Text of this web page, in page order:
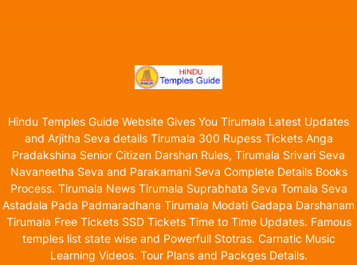
Hindu Temples Guide Website Gives You Tirumala Latest Updates
and Arjitha Seva details Tirumala 300 Rupess Tickets Anga
Pradakshina Senior Citizen Darshan Rules, Tirumala Srivari Seva
Navaneetha Seva and Parakamani Seva Complete Details Books
Process. Tirumala News Tirumala Suprabhata Seva Tomala Seva
Astadala Pada Padmaradhana Tirumala Modati Gadapa Darshanam
Tirumala Free Tickets SSD Tickets Time to Time Updates. Famous
temples list state wise and Powerfull Stotras. Carnatic Music
Learning Videos. Tour Plans and Packges Details.